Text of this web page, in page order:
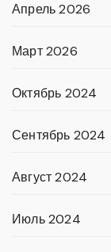
Апрель 2026
Март 2026
Октябрь 2024
Сентябрь 2024
Август 2024
Июль 2024